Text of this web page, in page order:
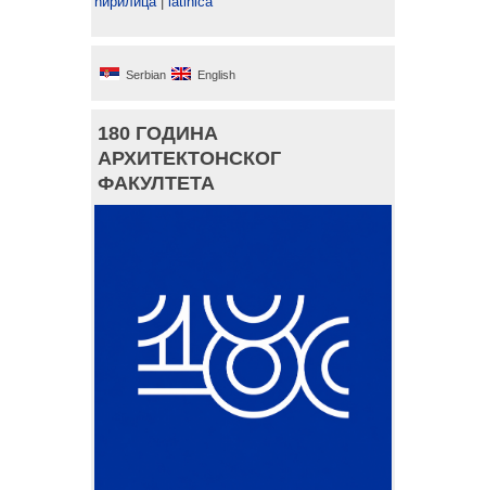
Serbian English
180 ГОДИНА
АРХИТЕКТОНСКОГ
ФАКУЛТЕТА